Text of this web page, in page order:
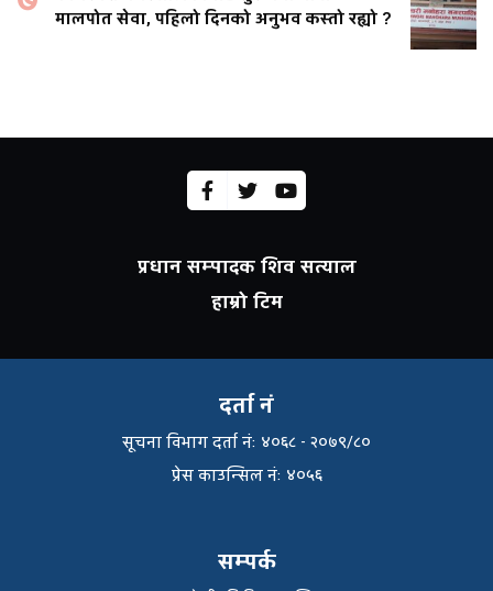
मालपोत सेवा, पहिलो दिनको अनुभव कस्तो रह्यो ?
प्रधान सम्पादक शिव सत्याल
हाम्रो टिम
दर्ता नं
सूचना विभाग दर्ता नंः ४०६८ - २०७९/८०
प्रेस काउन्सिल नंः ४०५६
सम्पर्क